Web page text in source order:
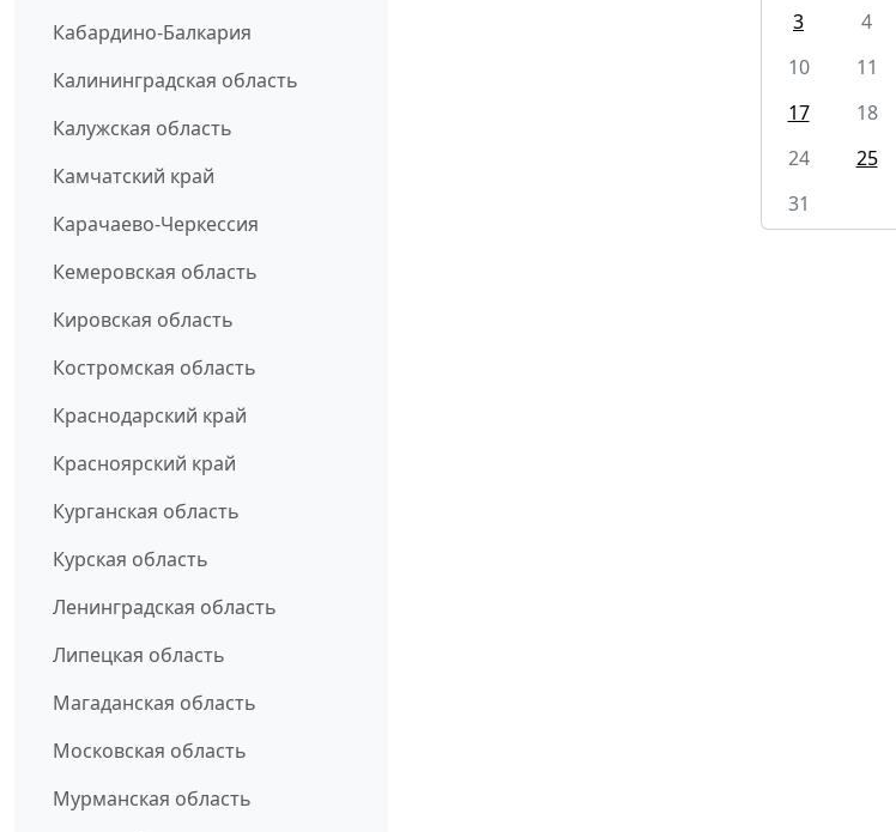
Кабардино-Балкария
Калининградская область
Калужская область
Камчатский край
Карачаево-Черкессия
Кемеровская область
Кировская область
Костромская область
Краснодарский край
Красноярский край
Курганская область
Курская область
Ленинградская область
Липецкая область
Магаданская область
Московская область
Мурманская область
3
4
10
11
17
18
24
25
31